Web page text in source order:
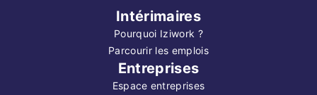
Intérimaires
Pourquoi Iziwork ?
Parcourir les emplois
Entreprises
Espace entreprises